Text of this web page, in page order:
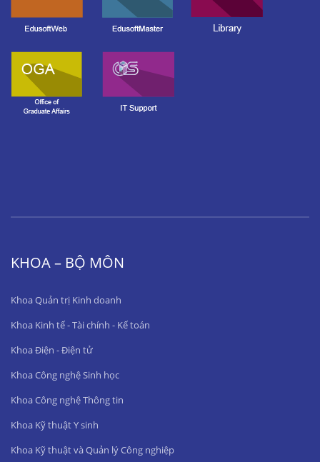
KHOA – BỘ MÔN
Khoa Quản trị Kinh doanh
Khoa Kinh tế - Tài chính - Kế toán
Khoa Điện - Điện tử
Khoa Công nghệ Sinh học
Khoa Công nghệ Thông tin
Khoa Kỹ thuật Y sinh
Khoa Kỹ thuật và Quản lý Công nghiệp